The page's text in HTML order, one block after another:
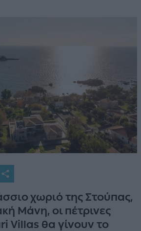
χωριό της Στούπας,
Μάνη, οι πέτρινες
Villas θα γίνουν το